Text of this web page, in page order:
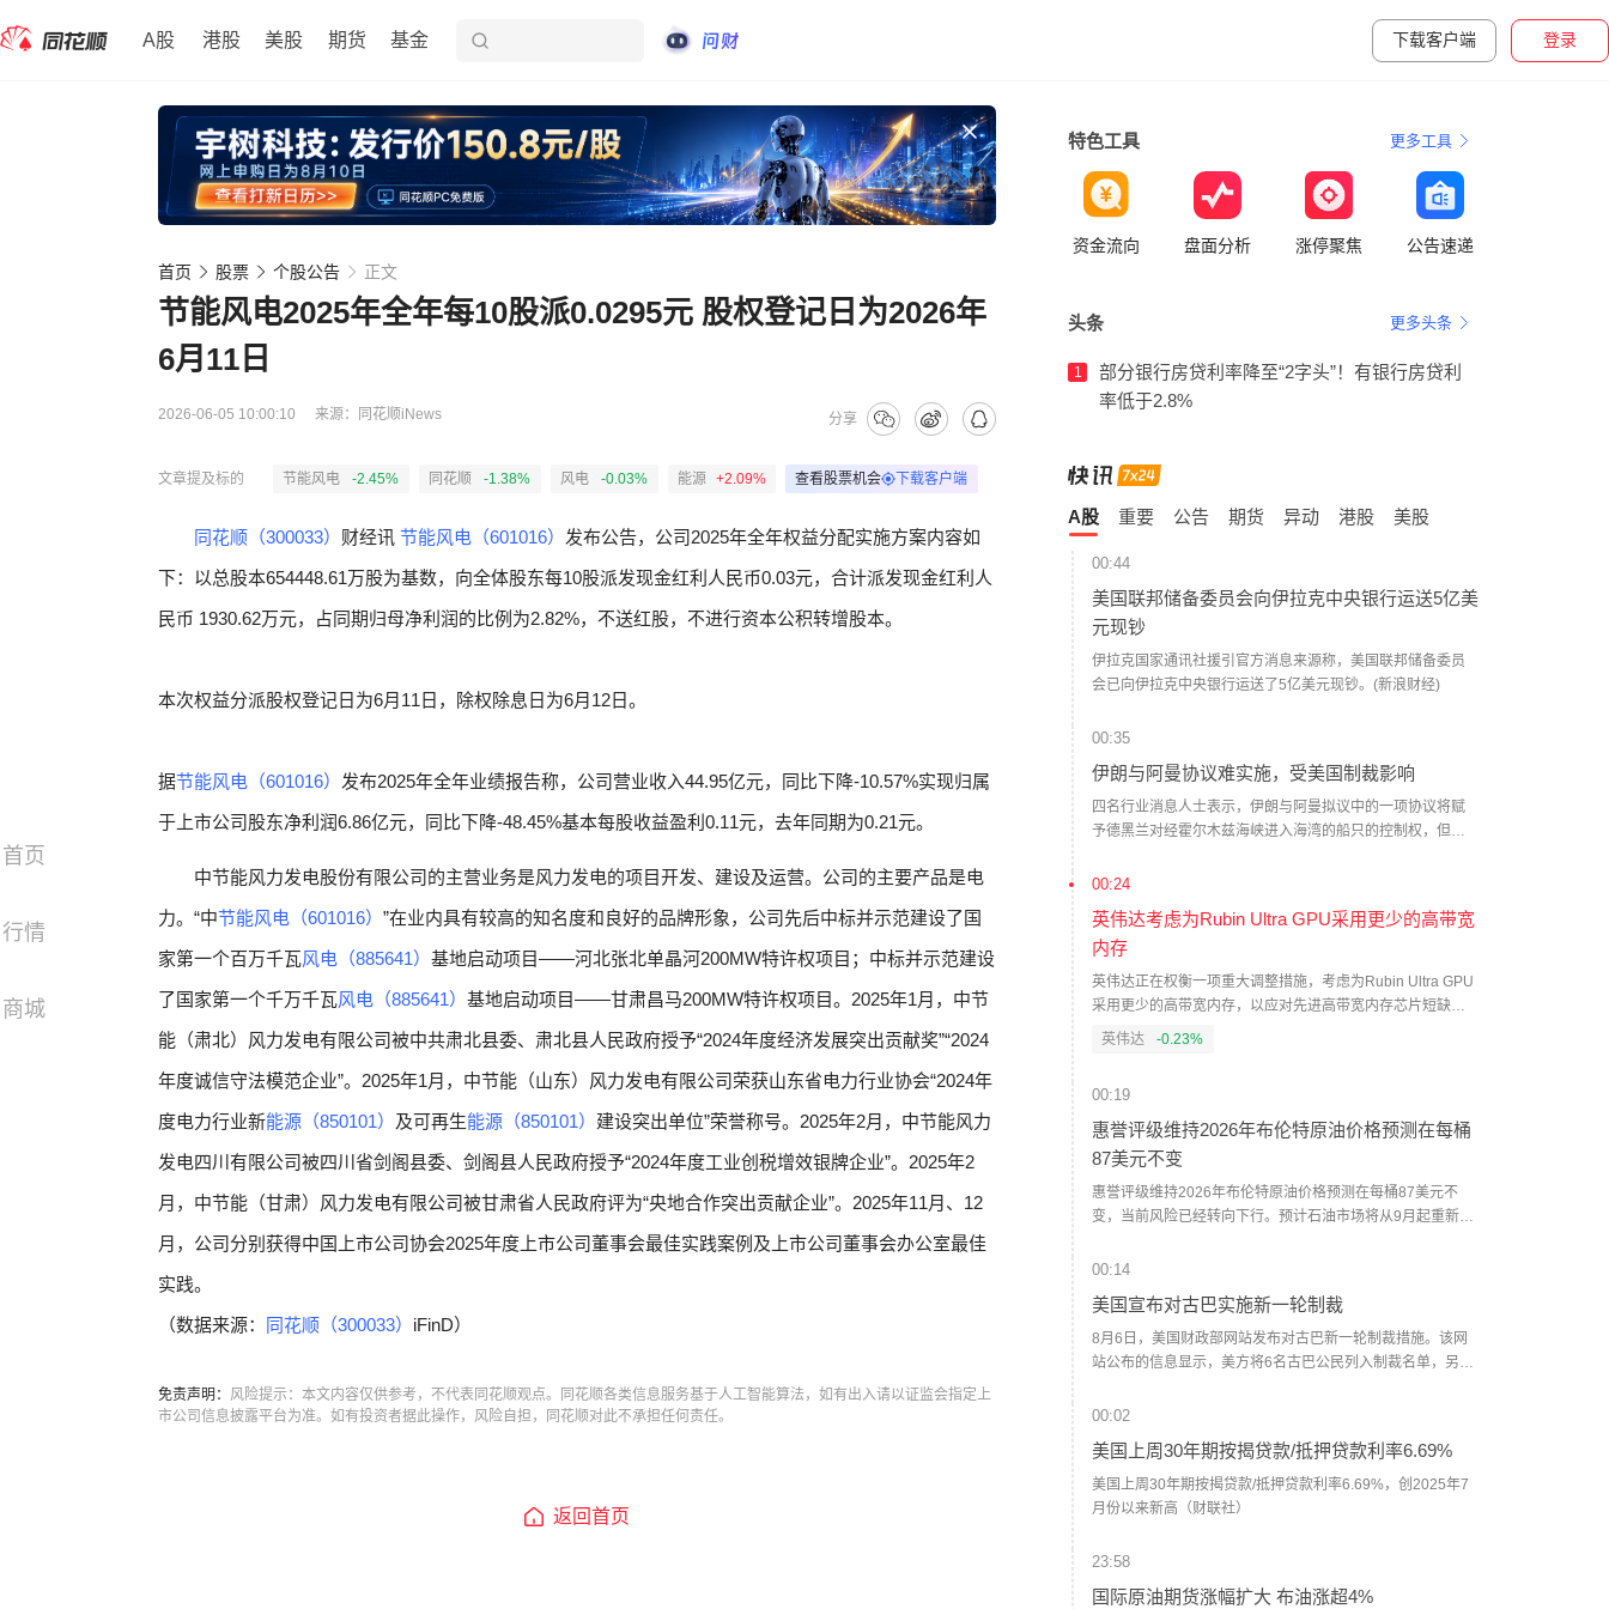
A股 港股 美股 期货 基金 下载客户端 登录
首页
行情
商城
首页 股票 个股公告 正文
节能风电2025年全年每10股派0.0295元 股权登记日为2026年
6月11日
2026-06-05 10:00:10 来源： 同花顺iNews 分享
文章提及标的 节能风电 -2.45% 同花顺 -1.38% 风电 -0.03% 能源 +2.09% 查看股票机会 下载客户端
同花顺（300033） 财经讯 节能风电（601016） 发布公告，公司2025年全年权益分配实施方案内容如
下：以总股本654448.61万股为基数，向全体股东每10股派发现金红利人民币0.03元，合计派发现金红利人
民币 1930.62万元，占同期归母净利润的比例为2.82%，不送红股，不进行资本公积转增股本。
本次权益分派股权登记日为6月11日，除权除息日为6月12日。
据节能风电（601016） 发布2025年全年业绩报告称，公司营业收入44.95亿元，同比下降-10.57%实现归属
于上市公司股东净利润6.86亿元，同比下降-48.45%基本每股收益盈利0.11元，去年同期为0.21元。
中节能风力发电股份有限公司的主营业务是风力发电的项目开发、建设及运营。公司的主要产品是电
力。“中节能风电（601016） ”在业内具有较高的知名度和良好的品牌形象，公司先后中标并示范建设了国
家第一个百万千瓦风电（885641） 基地启动项目——河北张北单晶河200MW特许权项目；中标并示范建设
了国家第一个千万千瓦风电（885641） 基地启动项目——甘肃昌马200MW特许权项目。2025年1月，中节
能（肃北）风力发电有限公司被中共肃北县委、肃北县人民政府授予“2024年度经济发展突出贡献奖”“2024
年度诚信守法模范企业”。2025年1月，中节能（山东）风力发电有限公司荣获山东省电力行业协会“2024年
度电力行业新能源（850101） 及可再生能源（850101） 建设突出单位”荣誉称号。2025年2月，中节能风力
发电四川有限公司被四川省剑阁县委、剑阁县人民政府授予“2024年度工业创税增效银牌企业”。2025年2
月，中节能（甘肃）风力发电有限公司被甘肃省人民政府评为“央地合作突出贡献企业”。2025年11月、12
月，公司分别获得中国上市公司协会2025年度上市公司董事会最佳实践案例及上市公司董事会办公室最佳
实践。
（数据来源：
同花顺（300033） iFinD）
免责声明： 风险提示：本文内容仅供参考，不代表同花顺观点。同花顺各类信息服务基于人工智能算法，如有出入请以证监会指定上
市公司信息披露平台为准。如有投资者据此操作，风险自担，同花顺对此不承担任何责任。
返回首页
特色工具 更多工具
资金流向 盘面分析 涨停聚焦 公告速递
头条 更多头条
1
部分银行房贷利率降至“2字头”！有银行房贷利
率低于2.8%
A股 重要 公告 期货 异动 港股 美股
00:44
美国联邦储备委员会向伊拉克中央银行运送5亿美
元现钞
伊拉克国家通讯社援引官方消息来源称，美国联邦储备委员
会已向伊拉克中央银行运送了5亿美元现钞。(新浪财经)
00:35
伊朗与阿曼协议难实施，受美国制裁影响
四名行业消息人士表示，伊朗与阿曼拟议中的一项协议将赋
予德黑兰对经霍尔木兹海峡进入海湾的船只的控制权，但由
以实施。（财联社）
00:24
英伟达考虑为Rubin Ultra GPU采用更少的高带宽
内存
英伟达正在权衡一项重大调整措施，考虑为Rubin Ultra GPU
采用更少的高带宽内存，以应对先进高带宽内存芯片短缺问
题。（财联社）
英伟达 -0.23%
00:19
惠誉评级维持2026年布伦特原油价格预测在每桶
87美元不变
惠誉评级维持2026年布伦特原油价格预测在每桶87美元不
变，当前风险已经转向下行。预计石油市场将从9月起重新进
至每桶70美元。6月霍尔木兹海峡运输量增加的供应足以抵消
解，该地区产量将迅速恢复。全球库存充裕以及非欧佩克供
应强劲，是油价面临下行压力的因素。（财联社）
00:14
美国宣布对古巴实施新一轮制裁
8月6日，美国财政部网站发布对古巴新一轮制裁措施。该网
站公布的信息显示，美方将6名古巴公民列入制裁名单，另有
家位于古巴的实体被列入制裁名单。（央视）
00:02
美国上周30年期按揭贷款/抵押贷款利率6.69%
美国上周30年期按揭贷款/抵押贷款利率6.69%，创2025年7
月份以来新高（财联社）
23:58
国际原油期货涨幅扩大 布油涨超4%